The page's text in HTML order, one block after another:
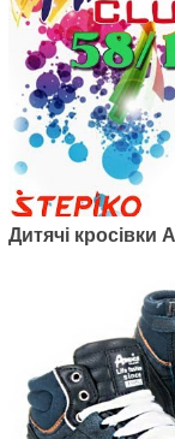
Дитячі кросівки